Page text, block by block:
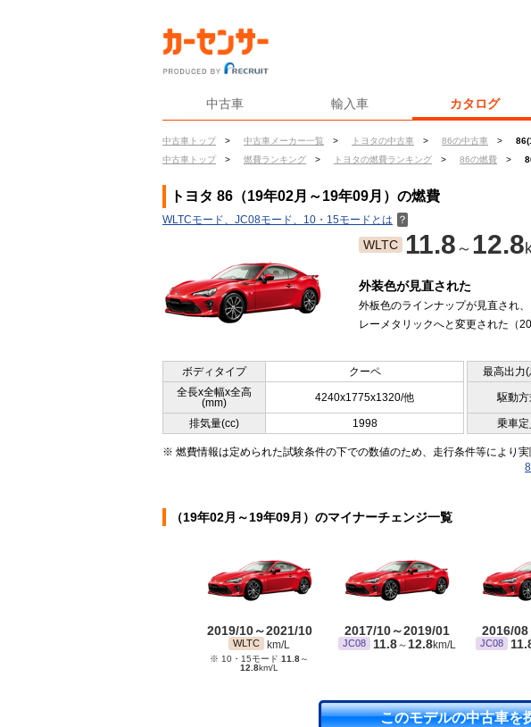
中古車 輸入車 カタログ
中古車トップ > 中古車メーカー一覧 > トヨタの中古車 > 86の中古車 >
中古車トップ
> 燃費ランキング > トヨタの燃費ランキング > 86の燃費 >
トヨタ 86（19年02月～19年09月）の燃費
WLTCモード、JC08モード、10・15モードとは ？
WLTC 11.8 ～ 12.8
外装色が見直された
外板色のラインナップが見直され
レーメタリックへと変更された（
ボディタイプ クーペ 最高出力
全長x全幅x全高
(mm)
4240x1775x1320/他 駆動
排気量(cc) 1998 乗車定
※ 燃費情報は定められた試験条件の下での数値のため、走行条件等により実
（19年02月～19年09月）のマイナーチェンジ一覧
2019/10～2021/10
WLTC km/L
※ 10・15モード 11.8～
12.8km/L
2017/10～2019/01
JC08 11.8～ 12.8km/L
2016/
JC08
このモデルの中古車を